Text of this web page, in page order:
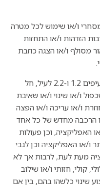
ו/או שימוש לכל מטרה
הזדהות ו/או התחזות
מסולף ו/או הצגה כוזבת
מבלי לגרוע מכלליות האמור בסעיפים 1.2 ו-2.2 לעיל, חל
ו/או שינוי ו/או שאיבת
ו/או עריכה ו/או הפצה
הרכבה מחדש של כל אחד
האפליקציה, וכן פעולות
ו/או האפליקציה וכן לגבי
מעת לעת, לרבות אך לא
קולי, חזותי ו/או שילוב
שינוי כלשהו בהם, בין אם